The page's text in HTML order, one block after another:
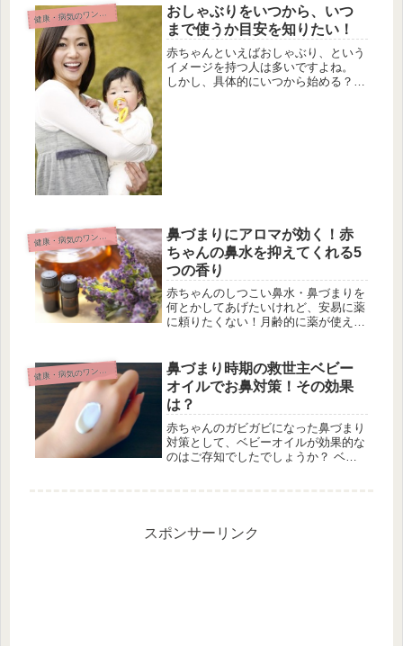
ってきたせいか、最近ちょっとだけお
むつ替えの時に「ムワッ」としてきま
す。...
健康・病気のワンポイント
おしゃぶりをいつから、いつ
まで使うか目安を知りたい！
赤ちゃんといえばおしゃぶり、という
イメージを持つ人は多いですよね。
しかし、具体的にいつから始める？い
健康・病気のワンポイント
鼻づまりにアロマが効く！赤
ちゃんの鼻水を抑えてくれる5
つの香り
赤ちゃんのしつこい鼻水・鼻づまりを
何とかしてあげたいけれど、安易に薬
に頼りたくない！月齢的に薬が使えな
るのはいかがでしょうか？ 赤ちゃん
の鼻水を抑えるために、役立つ5つの
香...
健康・病気のワンポイント
鼻づまり時期の救世主ベビー
オイルでお鼻対策！その効果
は？
赤ちゃんのガビガビになった鼻づまり
対策として、ベビーオイルが効果的な
のはご存知でしたでしょうか？ ベビ
小...
スポンサーリンク